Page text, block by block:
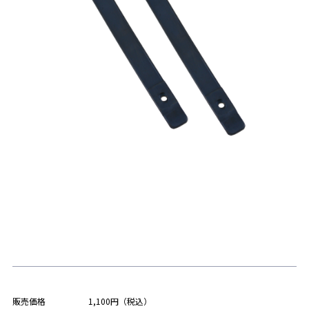
販売価格 1,100円（税込）